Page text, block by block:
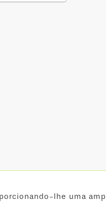
lhe uma